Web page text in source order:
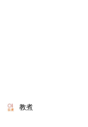
教煮